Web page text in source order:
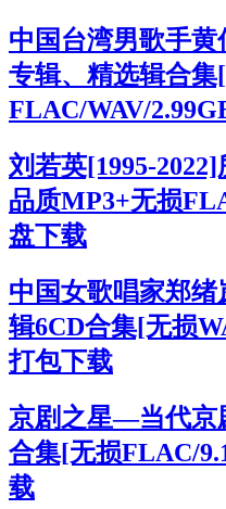
中国台湾男歌手黄
专辑、精选辑合集
FLAC/WAV/
刘若英[1995-
品质MP3+无损
盘下载
中国女歌唱家郑绪
辑6CD合集[无损
打包下载
京剧之星—当代京
合集[无损FLAC/
载